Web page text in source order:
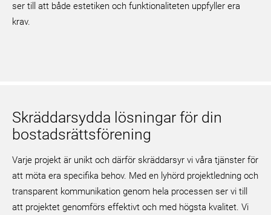
ser till att både estetiken och funktionaliteten uppfyller era
krav.
Skräddarsydda lösningar för din
bostadsrättsförening
Varje projekt är unikt och därför skräddarsyr vi våra tjänster för
att möta era specifika behov. Med en lyhörd projektledning och
transparent kommunikation genom hela processen ser vi till
att projektet genomförs effektivt och med högsta kvalitet. Vi